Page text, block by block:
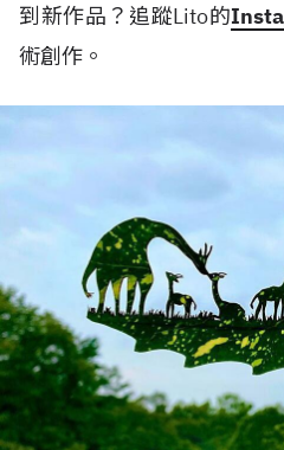
到新作品？追蹤Lito的
術創作。